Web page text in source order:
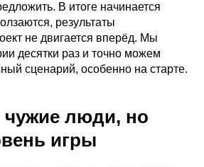
В итоге начинается
результаты
не двигается вперёд. Мы
десятки раз и точно можем
сценарий, особенно на старте.
чужие люди, но
игры